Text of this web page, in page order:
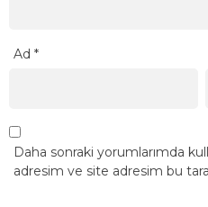
Ad *
Daha sonraki yorumlarımda
adresim ve site adresim bu